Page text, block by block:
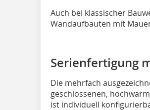
Auch bei klassischer
Wandaufbauten mit
Serienfertigung
Die mehrfach
geschlossenen,
ist individuell